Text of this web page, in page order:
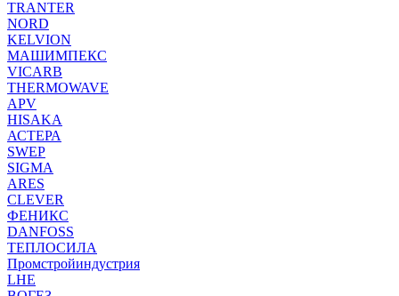
TRANTER
NORD
KELVION
МАШИМПЕКС
VICARB
THERMOWAVE
APV
HISAKA
АСТЕРА
SWEP
SIGMA
ARES
CLEVER
ФЕНИКС
DANFOSS
ТЕПЛОСИЛА
Промстройиндустрия
LHE